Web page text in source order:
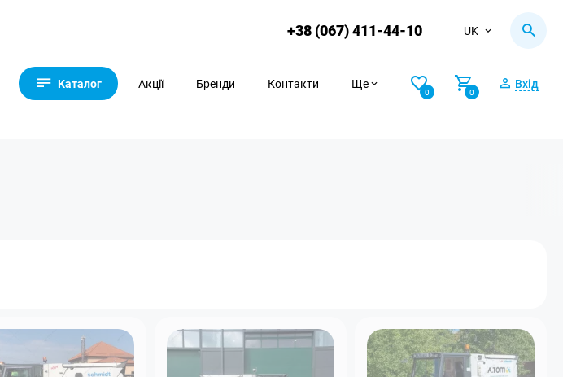
+38 (067) 411-44-10 UK
Каталог Акції Бренди Контакти Ще
0 0
Вхід